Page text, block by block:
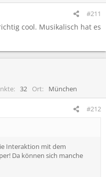
#211
cool. Musikalisch hat es
32 Ort München
#212
Interaktion mit dem
Da können sich manche